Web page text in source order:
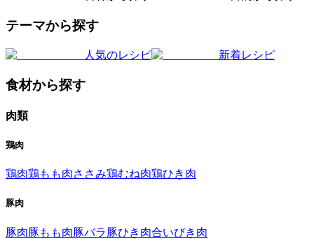
テーマから探す
人気のレシピ 新着レシピ
食材から探す
肉類
鶏肉
鶏肉鶏もも肉ささみ鶏むね肉鶏ひき肉
豚肉
豚肉豚もも肉豚バラ豚ひき肉合いびき肉